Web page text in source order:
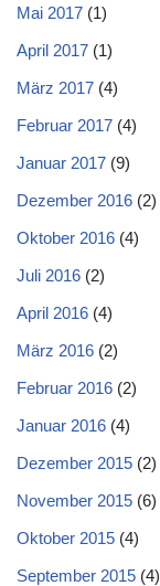
Mai 2017 (1)
April 2017 (1)
März 2017 (4)
Februar 2017 (4)
Januar 2017 (9)
Dezember 2016 (2)
Oktober 2016 (4)
Juli 2016 (2)
April 2016 (4)
März 2016 (2)
Februar 2016 (2)
Januar 2016 (4)
Dezember 2015 (2)
November 2015 (6)
Oktober 2015 (4)
September 2015 (4)